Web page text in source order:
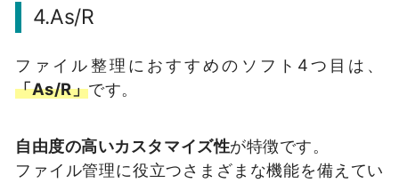
4.As/R
ファイル整理におすすめのソフト4つ目は、
「As/R」です。
自由度の高いカスタマイズ性が特徴です。
ファイル管理に役立つさまざまな機能を備えてい